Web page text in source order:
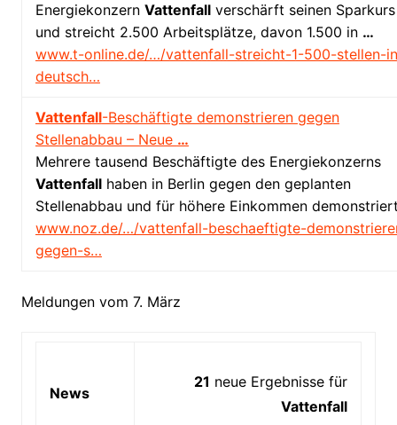
Energiekonzern Vattenfallverschärft seinen Sparkurs
und streicht 2.500 Arbeitsplätze, davon 1.500 in …
www.t-online.de/…/vattenfall-streicht-1-500-stellen-
deutsch…
Vattenfall-Beschäftigte demonstrieren gegen
Stellenabbau – Neue …
Mehrere tausend Beschäftigte des Energiekonzerns
Vattenfallhaben in Berlin gegen den geplanten
Stellenabbau und für höhere Einkommen
www.noz.de/…/vattenfall-beschaeftigte-
gegen-s…
Meldungen vom 7. März
News
21 neue Ergebnisse für
Vattenfall